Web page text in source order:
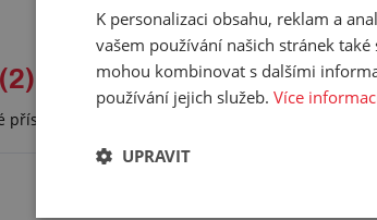
příslušenství, které doporučujeme k tomuto
K personalizaci obsahu, reklam a
vašem používání našich stránek
mohou kombinovat s dalšími
používání jejich služeb. Více
UPRAVIT